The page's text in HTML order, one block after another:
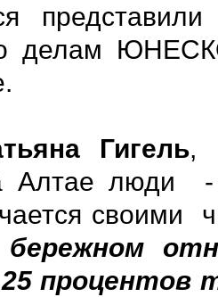
представили
делам
Гигель,
Алтае люди -
своими
процентов